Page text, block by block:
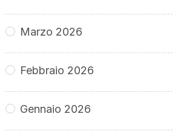
Marzo 2026
Febbraio 2026
Gennaio 2026